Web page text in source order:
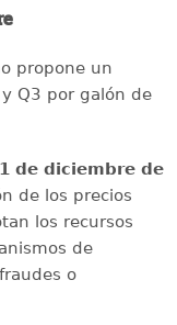
propone un
Q3 por galón de
de diciembre de
de los precios
los recursos
de
o